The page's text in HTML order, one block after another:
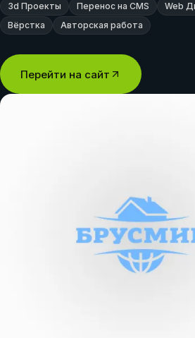
3d Проекты Перенос на CMS Web
Вёрстка
Авторская работа
Перейти на сайт